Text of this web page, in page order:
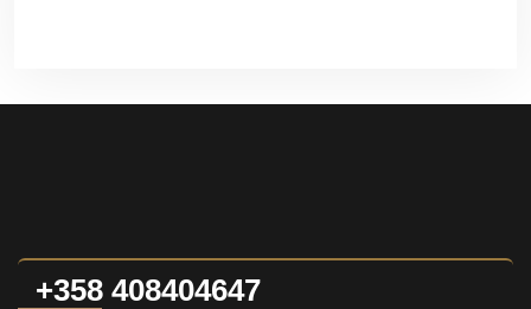
+358 408404647